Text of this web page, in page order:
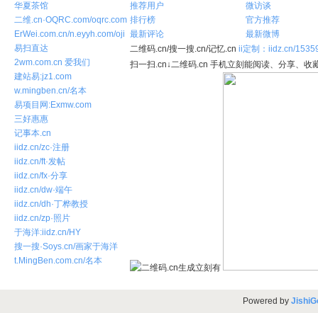
华夏茶馆
二维.cn·OQRC.com/oqrc.com
ErWei.com.cn/n.eyyh.com/oji
易扫直达
2wm.com.cn 爱我们
建站易:jz1.com
w.mingben.cn/名本
易项目网:Exmw.com
三好惠惠
记事本.cn
iidz.cn/zc·注册
iidz.cn/ft·发帖
iidz.cn/fx·分享
iidz.cn/dw·端午
iidz.cn/dh·丁桦教授
iidz.cn/zp·照片
于海洋:iidz.cn/HY
搜一搜·Soys.cn/画家于海洋
t.MingBen.com.cn/名本
推荐用户
排行榜
最新评论
微访谈
官方推荐
最新微博
二维码.cn/搜一搜.cn/记忆.cn ii定制：iidz.cn/
扫一扫.cn↓二维码.cn 手机立刻能阅读、分享、收
Powered by